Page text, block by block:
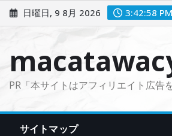
ン
日曜日, 9 8月 2026 3:42:59 PM
PR「本サイトはアフィリエイト広告
サイトマップ